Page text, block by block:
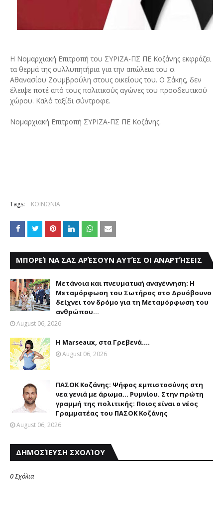
Η Νομαρχιακή Επιτροπή του ΣΥΡΙΖΑ-ΠΣ ΠΕ Κοζάνης εκφράζει
τα θερμά της συλλυπητήρια για την απώλεια του σ.
Αθανασίου Ζουμβρούλη στους οικείους του. Ο Σάκης, δεν
έλειψε ποτέ από τους πολιτικούς αγώνες του προοδευτικού
χώρου. Καλό ταξίδι σύντροφε.
Νομαρχιακή Επιτροπή ΣΥΡΙΖΑ-ΠΣ ΠΕ Κοζάνης.
Tags: ΚΟΙΝΩΝΙΑ
ΜΠΟΡΕΊ ΝΑ ΣΑΣ ΑΡΈΣΟΥΝ ΑΥΤΈΣ ΟΙ ΑΝΑΡΤΉΣΕΙΣ
Μετάνοια και πνευματική αναγέννηση: Η
Μεταμόρφωση του Σωτήρος στο Δρυόβουνο
δείχνει τον δρόμο για τη Μεταμόρφωση του
ανθρώπου...
August 06, 2026
Η Marseaux, στα Γρεβενά….
August 06, 2026
ΠΑΣΟΚ Κοζάνης: Ψήφος εμπιστοσύνης στη
νεα γενιά με άρωμα... Ρυμνίου. Στην πρώτη
γραμμή της πολιτικής: Ποιος είναι ο νέος
Γραμματέας του ΠΑΣΟΚ Κοζάνης
August 06, 2026
ΔΗΜΟΣΊΕΥΣΗ ΣΧΟΛΊΟΥ
0 Σχόλια